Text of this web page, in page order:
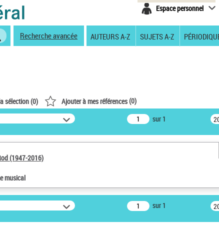
Espace personnel
Recherche avancée AUTEURS A-Z SUJETS A-Z
sélection (0) Ajouter à mes références(0)
sur 1
(1947-2016)
musical
sur 1